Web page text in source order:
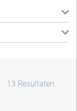
13 Resultaten